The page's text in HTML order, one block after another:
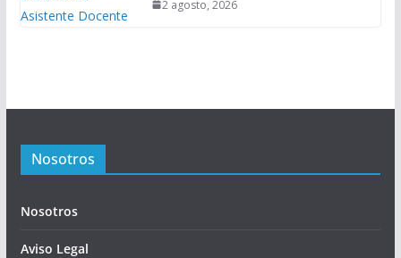
2 agosto, 2026
Nosotros
Nosotros
Aviso Legal